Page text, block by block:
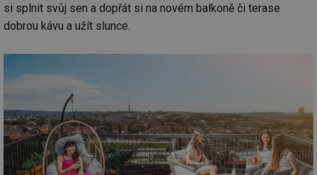
si splnit svůj sen a dopřát si na novém balkoně či terase
dobrou kávu a užít slunce.